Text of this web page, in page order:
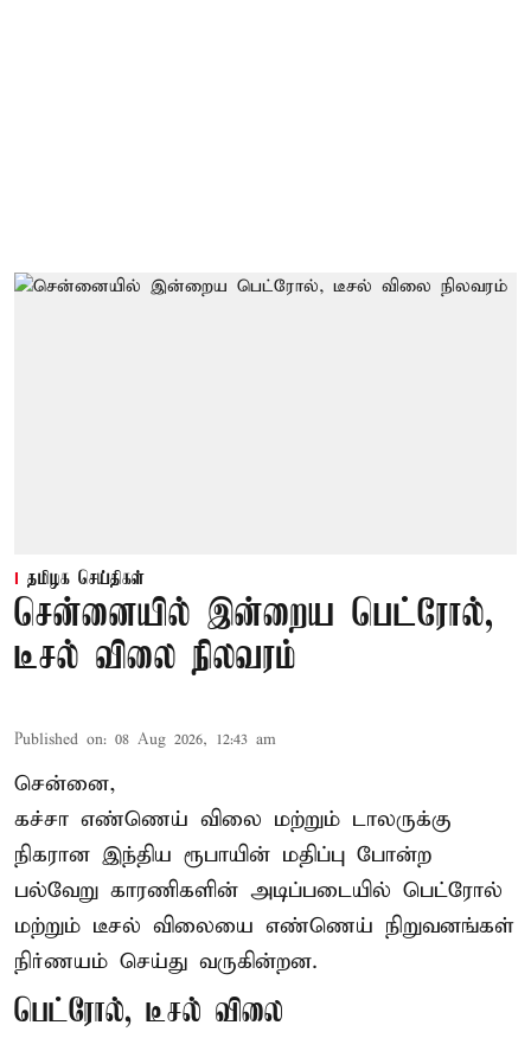
தமிழக செய்திகள்
சென்னையில் இன்றைய பெட்ரோல்,
டீசல் விலை நிலவரம்
Published on: 08 Aug 2026, 12:43 am
சென்னை,
கச்சா எண்ணெய் விலை மற்றும் டாலருக்கு
நிகரான இந்திய ரூபாயின் மதிப்பு போன்ற
பல்வேறு காரணிகளின் அடிப்படையில் பெட்ரோல்
மற்றும் டீசல் விலையை எண்ணெய் நிறுவனங்கள்
நிர்ணயம் செய்து வருகின்றன.
பெட்ரோல், டீசல் விலை